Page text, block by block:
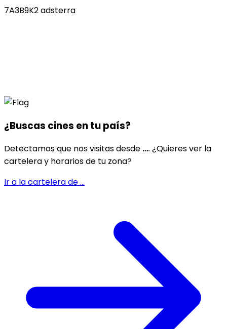
7A3B9K2 adsterra
¿Buscas cines entu país?
Detectamos que nos visitas desde .... ¿Quieres ver la
cartelera y horarios de tu zona?
Ir a la cartelera de...